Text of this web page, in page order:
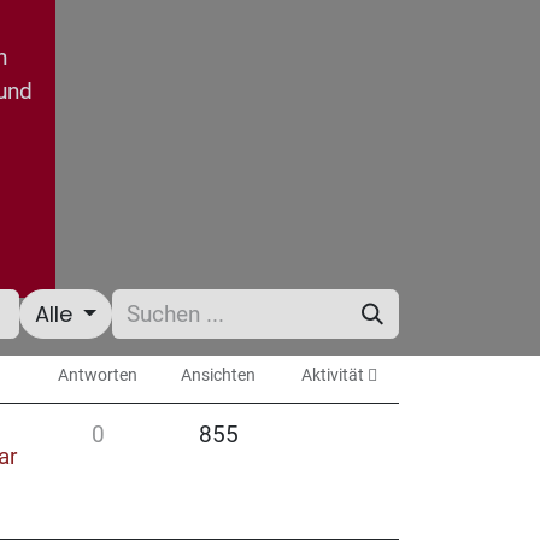
Alle
Antworten Ansichten Aktivität
0 855